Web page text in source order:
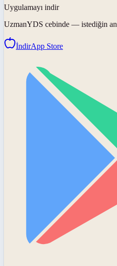
Uygulamayı indir
UzmanYDS cebinde — istediğin
İndirApp Store